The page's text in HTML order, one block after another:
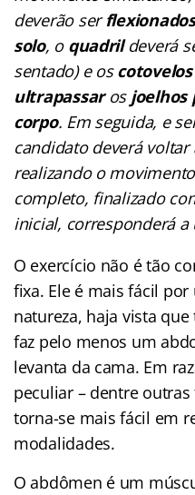
deverão serflexionados
solo, o quadrildeverá
sentado) e oscotovelos
ultrapassaros joelhos
corpo. Em seguida, e
candidato deverá
realizando o
completo, finalizado
inicial, corresponderá a
O exercício não é tão
fixa. Ele é mais fácil
natureza, haja vista
faz pelo menos um
levanta da cama. Em
peculiar – dentre
torna-se mais fácil em
modalidades.
O abdômen é um